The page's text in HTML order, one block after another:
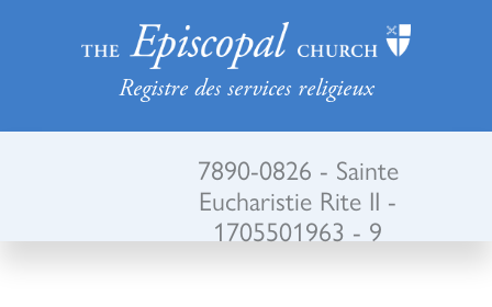
Registre des services religieux
7890-0826 - Sainte
Eucharistie Rite II -
1705501963 - 9